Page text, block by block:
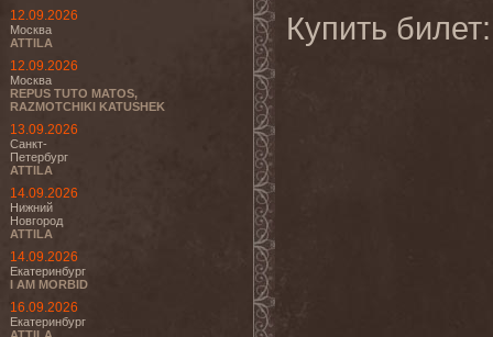
12.09.2026
Москва
ATTILA
12.09.2026
Москва
REPUS TUTO MATOS,
RAZMOTCHIKI KATUSHEK
13.09.2026
Санкт-
Петербург
ATTILA
14.09.2026
Нижний
Новгород
ATTILA
14.09.2026
Екатеринбург
I AM MORBID
16.09.2026
Екатеринбург
Купить